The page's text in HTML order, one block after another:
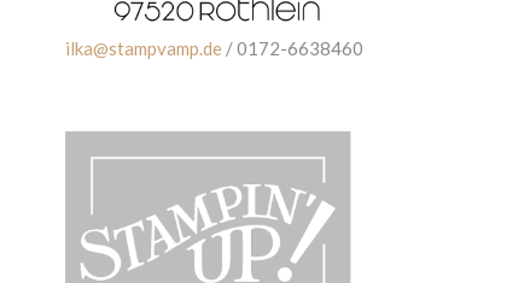
ilka@stampvamp.de/ 0172-6638460